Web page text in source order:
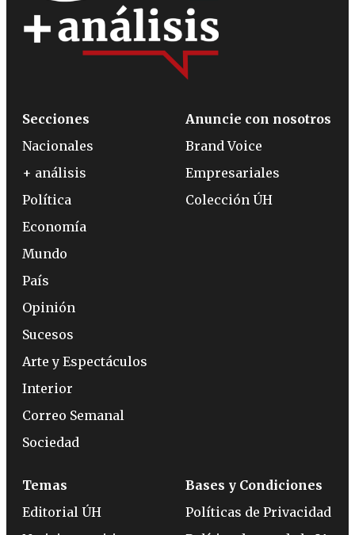
Secciones
Nacionales
+ análisis
Política
Economía
Mundo
País
Opinión
Sucesos
Arte y Espectáculos
Interior
Correo Semanal
Sociedad
Anuncie con nosotros
Brand Voice
Empresariales
Colección ÚH
Temas
Editorial ÚH
Bases y Condiciones
Políticas de Privacidad